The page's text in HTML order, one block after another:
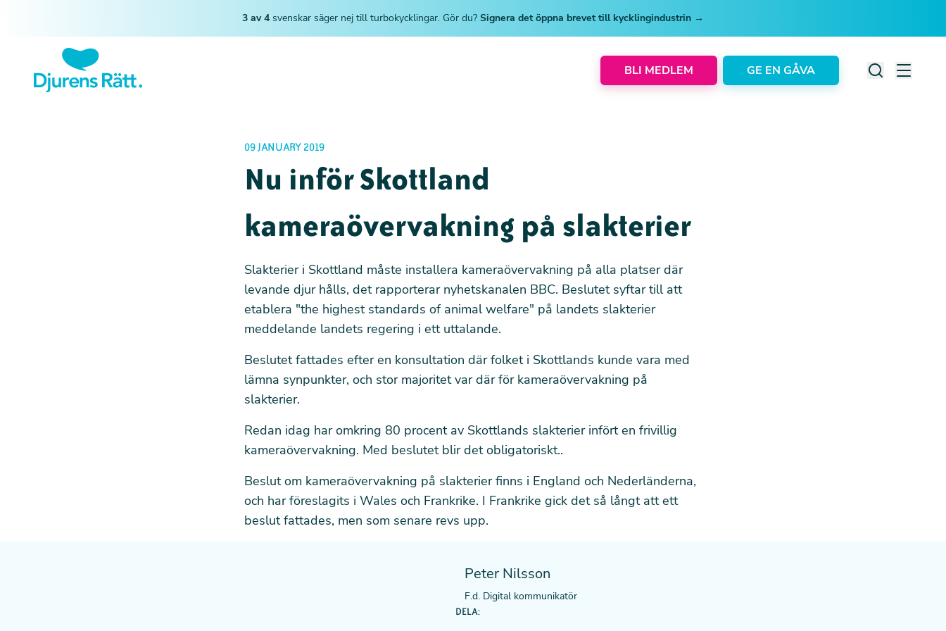
3 av 4 svenskar säger nej till turbokycklingar. Gör du? Signera det öppna brevet till kycklingindustrin →
BLI MEDLEM GE EN GÅVA
09 JANUARY 2019
Nu inför Skottland
kameraövervakning på slakterier
Slakterier i Skottland måste installera kameraövervakning på alla platser där
levande djur hålls, det rapporterar nyhetskanalen BBC. Beslutet syftar till att
etablera "the highest standards of animal welfare" på landets slakterier
meddelande landets regering i ett uttalande.
Beslutet fattades efter en konsultation där folket i Skottlands kunde vara med
lämna synpunkter, och stor majoritet var där för kameraövervakning på
slakterier.
Redan idag har omkring 80 procent av Skottlands slakterier infört en frivillig
kameraövervakning. Med beslutet blir det obligatoriskt..
Beslut om kameraövervakning på slakterier finns i England och Nederländerna,
och har föreslagits i Wales och Frankrike. I Frankrike gick det så långt att ett
beslut fattades, men som senare revs upp.
Peter Nilsson
F.d. Digital kommunikatör
DELA: